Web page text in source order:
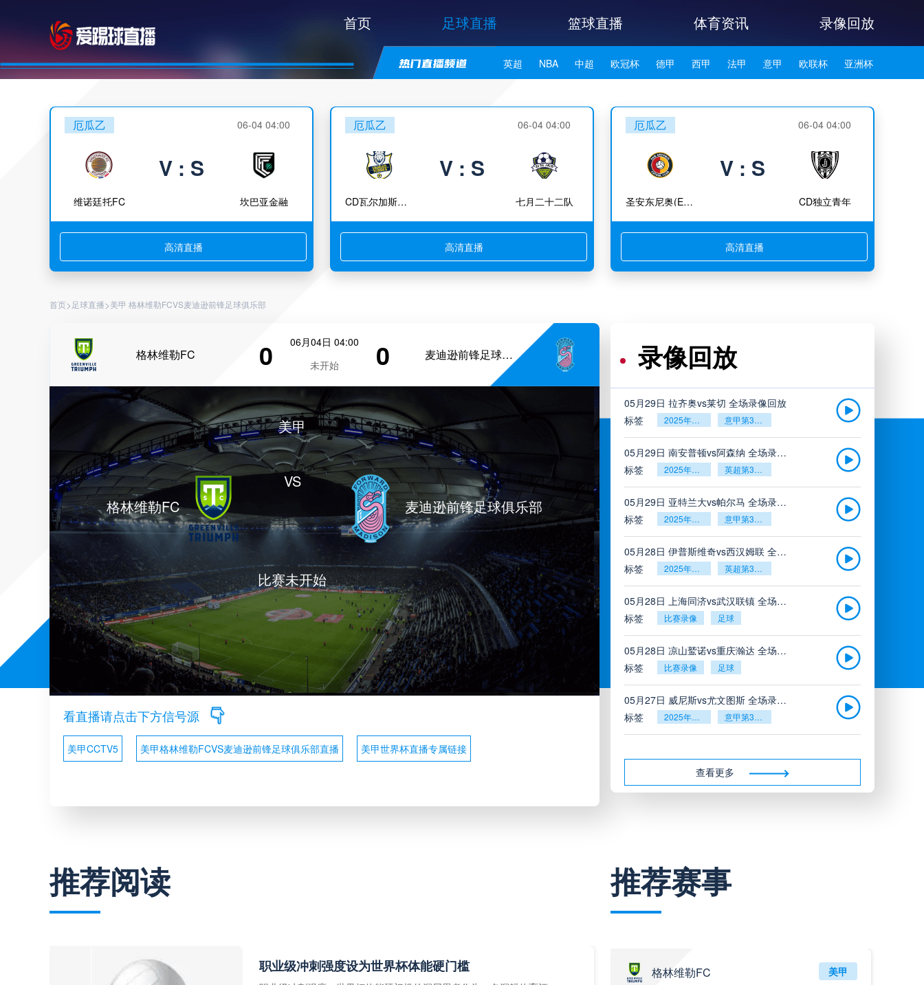
首页 足球直播 篮球直播 体育资讯 录像回放
英超 NBA 中超 欧冠杯 德甲 西甲 法甲 意甲 欧联杯 亚洲杯
厄瓜乙 06-04 04:00
维诺廷托FC
V : S
坎巴亚金融
高清直播
厄瓜乙 06-04 04:00
CD瓦尔加斯托雷斯
V : S
七月二十二队
高清直播
厄瓜乙 06-04 04:00
圣安东尼奥(ECU)
V : S
CD独立青年
高清直播
首页> 足球直播>美甲 格林维勒FCVS麦迪逊前锋足球俱乐部
格林维勒FC 0
06月04日 04:00
未开始
0 麦迪逊前锋足球俱乐部
格林维勒FC
美甲
VS
比赛未开始
麦迪逊前锋足球俱乐部
看直播请点击下方信号源
美甲CCTV5 美甲格林维勒FCVS麦迪逊前锋足球俱乐部直播 美甲世界杯直播专属链接
录像回放
05月29日 拉齐奥vs莱切 全场录像回放
标签
2025年5月26日 意甲第38轮
05月29日 南安普顿vs阿森纳 全场录像回放
标签
2025年5月26日 英超第38轮
05月29日 亚特兰大vs帕尔马 全场录像回放
标签
2025年5月26日 意甲第38轮
05月28日 伊普斯维奇vs西汉姆联 全场录像回放
标签
2025年5月26日 英超第38轮
05月28日 上海同济vs武汉联镇 全场录像
标签
比赛录像 足球
05月28日 凉山鹫诺vs重庆瀚达 全场录像
标签
比赛录像 足球
05月27日 威尼斯vs尤文图斯 全场录像回放
标签
2025年5月26日 意甲第38轮
标签
比赛录像 西甲
05月26日 AC米兰vs蒙扎全场录像回放
标签
标签
查看更多
推荐阅读
职业级冲刺强度设为世界杯体能硬门槛
推荐赛事
格林维勒FC 美甲